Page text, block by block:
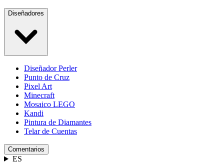
Diseñadores
Diseñador Perler
Punto de Cruz
Pixel Art
Minecraft
Mosaico LEGO
Kandi
Pintura de Diamantes
Telar de Cuentas
Comentarios
ES